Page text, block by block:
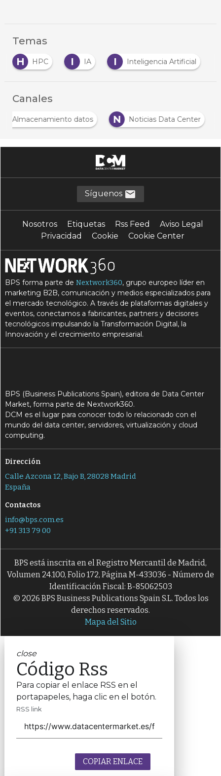
Temas
HPC Inteligencia Artificial
Canales
Almacenamiento datos N Noticias Data Center
Síguenos
Nosotros Etiquetas Rss Feed
Aviso Legal
Privacidad
Cookie Cookie Center
BPS forma parte deNextwork360, grupo europeo líder en
marketing B2B, comunicación y medios especializados para
el mercado tecnológico. A través de plataformas digitales y
eventos, conectamos a fabricantes, partners y decisores
tecnológicos impulsando la Transformación Digital, la
Innovación y el crecimiento empresarial.
BPS (Business Publications Spain), editora de Data Center
Market, forma parte de Nextwork360.
DCM es el lugar para conocer todo lo relacionado con el
mundo del data center, servidores, virtualización y cloud
computing.
Dirección
Calle Azcona 12, Bajo B, 28028 Madrid
España
Contactos
info@bps.com.es
+91 313 79 00
BPS está inscrita en el Registro Mercantil de Madrid,
Volumen 24.100, Folio 172, Página M-433036 - Número de
Identificación Fiscal: B-85062503
© 2026 BPS Business Publications Spain S.L. Todos los
derechos reservados.
Mapa del Sitio
close
Código Rss
Para copiar el enlace RSS en el
portapapeles, haga clic en el botón.
RSS link
COPIAR ENLACE